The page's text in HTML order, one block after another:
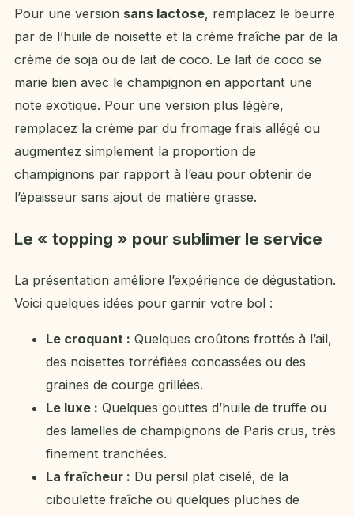
Pour une version sans lactose, remplacez le beurre
par de l’huile de noisette et la crème fraîche par de la
crème de soja ou de lait de coco. Le lait de coco se
marie bien avec le champignon en apportant une
note exotique. Pour une version plus légère,
remplacez la crème par du fromage frais allégé ou
augmentez simplement la proportion de
champignons par rapport à l’eau pour obtenir de
l’épaisseur sans ajout de matière grasse.
Le « topping » pour sublimer le service
La présentation améliore l’expérience de dégustation.
Voici quelques idées pour garnir votre bol :
Le croquant : Quelques croûtons frottés à l’ail,
des noisettes torréfiées concassées ou des
graines de courge grillées.
Le luxe : Quelques gouttes d’huile de truffe ou
des lamelles de champignons de Paris crus, très
finement tranchées.
La fraîcheur : Du persil plat ciselé, de la
ciboulette fraîche ou quelques pluches de